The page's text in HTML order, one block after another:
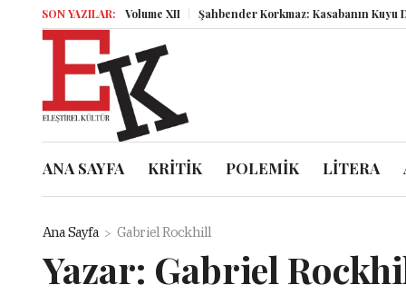
SON YAZILAR:
Miz Volume XII Şahbender Korkmaz: Kasabanın Kuyu
ANA SAYFA KRİTİK POLEMİK LİTERA
Ana Sayfa Gabriel Rockhill
Yazar: Gabriel